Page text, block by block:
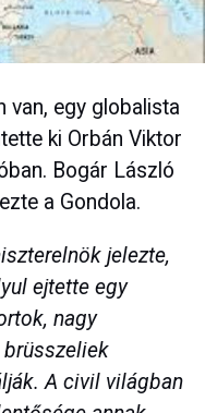
van, egy globalista
ki Orbán Viktor
Bogár László
a Gondola.
jelezte,
ejtette egy
nagy
A civil világban